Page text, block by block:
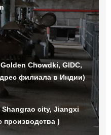
Chowdki, GIDC,
филиала в Индии)
city, Jiangxi
производства )